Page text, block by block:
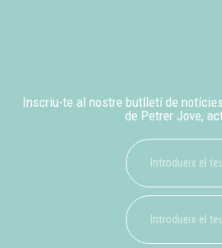
Inscriu-te al nostre butlletí de
de Petrer Jove,